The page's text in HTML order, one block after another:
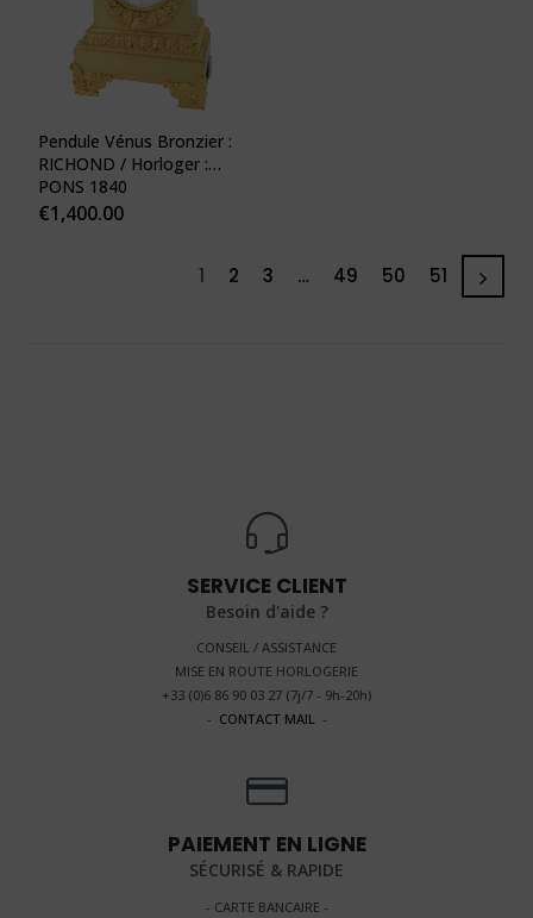
Pendule Vénus Bronzier :
RICHOND / Horloger :
PONS 1840
€1,400.00
1 2 3 … 49 50 51
SERVICE CLIENT
Besoin d'aide ?
CONSEIL / ASSISTANCE
MISE EN ROUTE HORLOGERIE
+33 (0)6 86 90 03 27 (7j/7 - 9h-20h)
- CONTACT MAIL-
PAIEMENT EN LIGNE
SÉCURISÉ & RAPIDE
- CARTE BANCAIRE -